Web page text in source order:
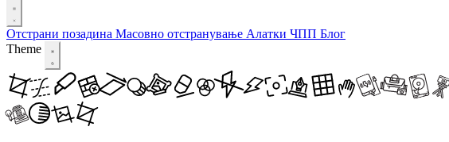
Отстрани позадина Масовно отстранување Алатки ЧПП Блог
Theme